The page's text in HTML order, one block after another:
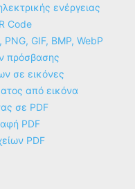
ενέργειας
Code
GIF, BMP, WebP
πρόσβασης
σε εικόνες
από εικόνα
σε PDF
PDF
PDF